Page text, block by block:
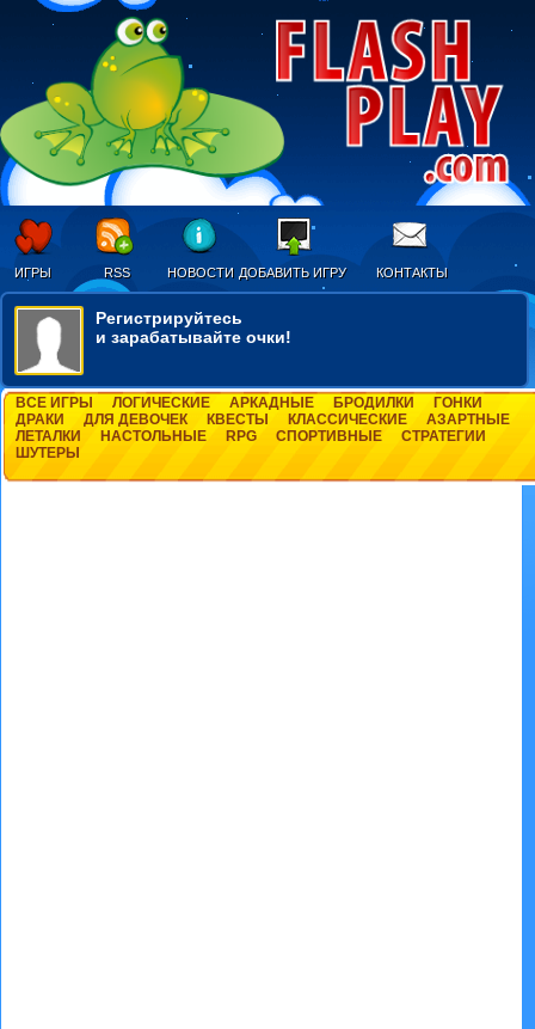
ИГРЫ RSS НОВОСТИ ДОБАВИТЬ ИГРУ КОНТАКТЫ
Регистрируйтесь
и зарабатывайте очки!
ВСЕ ИГРЫ ЛОГИЧЕСКИЕ АРКАДНЫЕ БРОДИЛКИ
ГОНКИ
ДРАКИ
ДЛЯ ДЕВОЧЕК КВЕСТЫ КЛАССИЧЕСКИЕ
АЗАРТНЫЕ
ЛЕТАЛКИ
НАСТОЛЬНЫЕ RPG СПОРТИВНЫЕ
СТРАТЕГИИ
ШУТЕРЫ